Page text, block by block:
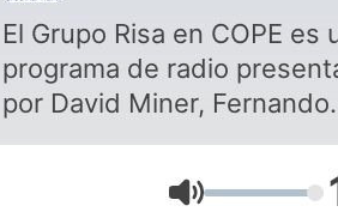
El Grupo Risa en COPE es
programa de radio
por David Miner, Fernando
Echeverría y Óscar Blanco
dosis de humor,
entrevistas divertidas y
音量